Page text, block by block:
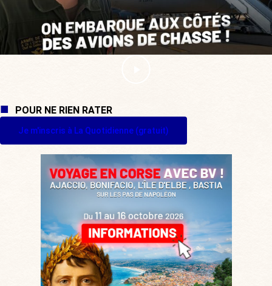
POUR NE RIEN RATER
Je m'inscris à La Quotidienne (gratuit)